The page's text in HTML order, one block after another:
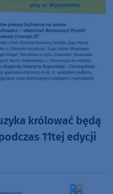
królować będą
11tej edycji